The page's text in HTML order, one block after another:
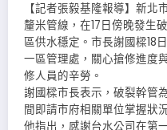
【記者張毅基隆報導】新
釐米管線，在17日傍晚發生
區供水穩定。市長謝國樑18
一區管理處，關心搶修進度
修人員的辛勞。
謝國樑市長表示，破裂幹管
間即請市府相關單位掌握狀
他指出，感謝台水公司在第